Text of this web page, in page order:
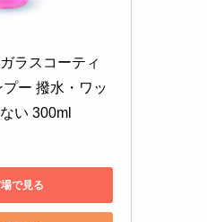
ラスコーティ
ー 撥水・ワッ
い 300ml
で見る